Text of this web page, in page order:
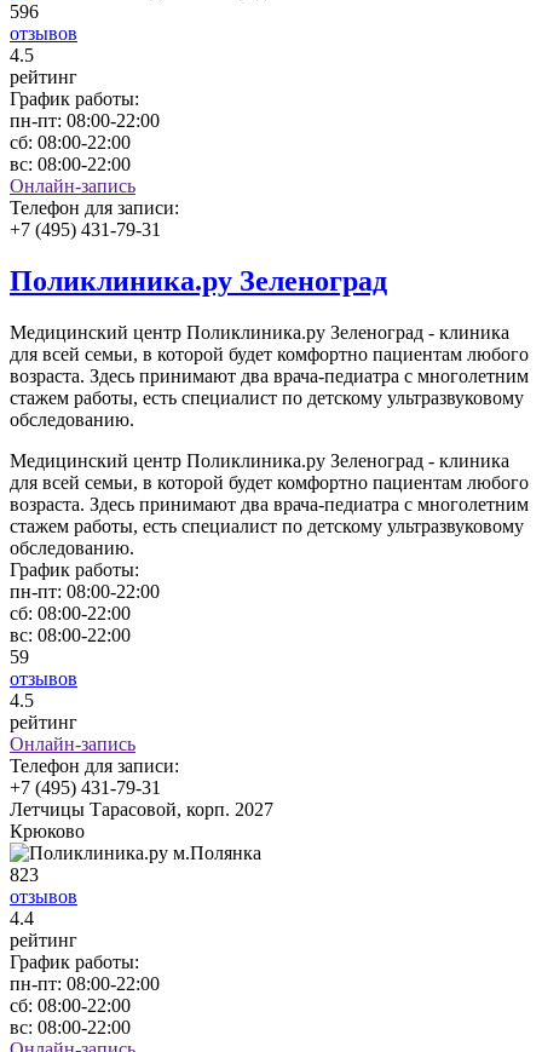
596
отзывов
4.5
рейтинг
График работы:
пн-пт: 08:00-22:00
сб: 08:00-22:00
вс: 08:00-22:00
Онлайн-запись
Телефон для записи:
+7 (495) 431-79-31
Поликлиника.ру Зеленоград
Медицинский центр Поликлиника.ру Зеленоград - клиника
для всей семьи, в которой будет комфортно пациентам любого
возраста. Здесь принимают два врача-педиатра с многолетним
стажем работы, есть специалист по детскому ультразвуковому
обследованию.
Медицинский центр Поликлиника.ру Зеленоград - клиника
для всей семьи, в которой будет комфортно пациентам любого
возраста. Здесь принимают два врача-педиатра с многолетним
стажем работы, есть специалист по детскому ультразвуковому
обследованию.
График работы:
пн-пт: 08:00-22:00
сб: 08:00-22:00
вс: 08:00-22:00
59
отзывов
4.5
рейтинг
Онлайн-запись
Телефон для записи:
+7 (495) 431-79-31
Летчицы Тарасовой, корп. 2027
Крюково
823
отзывов
4.4
рейтинг
График работы:
пн-пт: 08:00-22:00
сб: 08:00-22:00
вс: 08:00-22:00